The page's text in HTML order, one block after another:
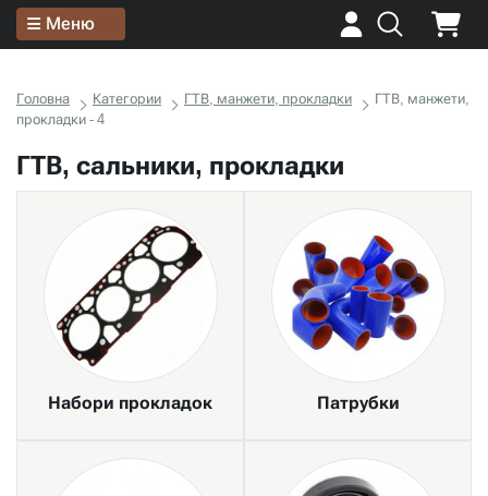
Меню
Головна Категории ГТВ, манжети, прокладки
ГТВ, манжети,
прокладки - 4
ГТВ, сальники, прокладки
Набори прокладок Патрубки